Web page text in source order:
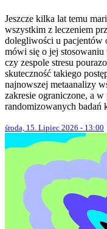
Jeszcze kilka lat temu
wszystkim z leczeniem
dolegliwości u pacjentów
mówi się o jej
czy zespole stresu
skuteczność takiego
najnowszej metaanalizy
zakresie ograniczone, a
randomizowanych badań
środa, 15. Lipiec 2026 - 13:00